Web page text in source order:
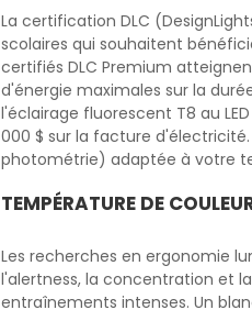
La certification DLC
scolaires qui souhaitent
certifiés DLC Premium
d'énergie maximales sur la
l'éclairage fluorescent T8 au
000 $ sur la facture
photométrie) adaptée à votre
TEMPÉRATURE DE
Les recherches en ergonomie
l'alertness, la concentration et
entraînements intenses. Un